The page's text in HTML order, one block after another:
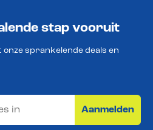
stap vooruit
onze sprankelende deals en
Aanmelden